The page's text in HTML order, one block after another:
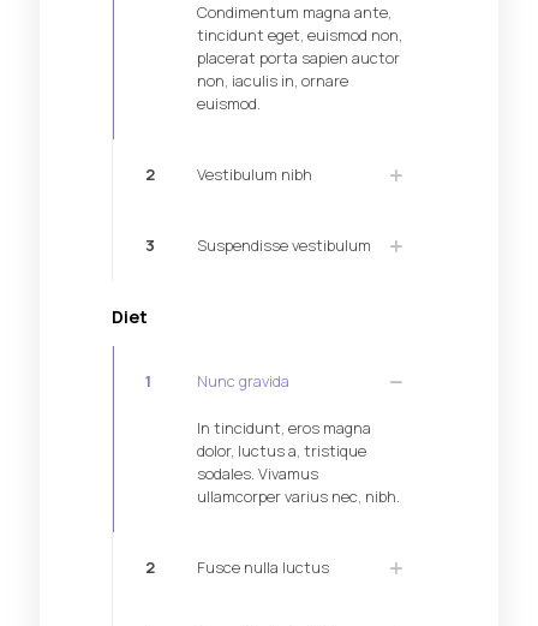
Condimentum magna ante,
tincidunt eget, euismod non,
placerat porta sapien auctor
non, iaculis in, ornare
euismod.
2 Vestibulum nibh
3 Suspendisse vestibulum
Diet
1 Nunc gravida
In tincidunt, eros magna
dolor, luctus a, tristique
sodales. Vivamus
ullamcorper varius nec, nibh.
2 Fusce nulla luctus